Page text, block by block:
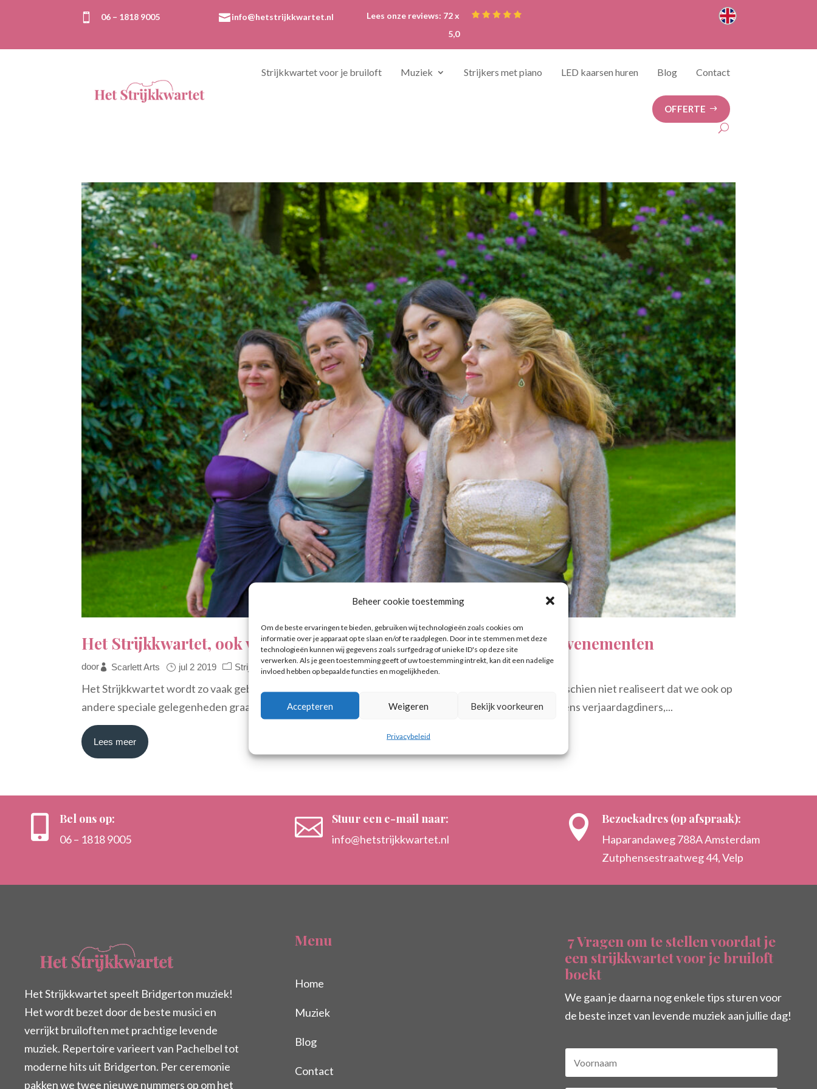
Beheer cookie toestemming
Om de beste ervaringen te bieden, gebruiken wij technologieën zoals cookies om
informatie over je apparaat op te slaan en/of te raadplegen. Door in te stemmen met deze
technologieën kunnen wij gegevens zoals surfgedrag of unieke ID's op deze site
verwerken. Als je geen toestemming geeft of uw toestemming intrekt, kan dit een nadelige
invloed hebben op bepaalde functies en mogelijkheden.
Accepteren Weigeren Bekijk voorkeuren
Privacybeleid
 06 – 1818 9005 info@hetstrijkkwartet.nl
Lees onze reviews: 72 x
5,0
Strijkkwartet voor je bruiloft Muziek Strijkers met piano LED kaarsen huren Blog Contact
OFFERTE
Het Strijkkwartet, ook voor familie aangelegenheden en zakelijke evenementen
door Scarlett Arts jul 2 2019 Strijkkwartet Uitvaart Zakelijk
Het Strijkkwartet wordt zo vaak geboekt als levende muziek tijdens bruiloften en recepties dat je je misschien niet realiseert dat we ook op
andere speciale gelegenheden graag voor jullie willen spelen. Zo hebben we bijvoorbeeld gespeeld tijdens verjaardagdiners,...
Lees meer
 Bel ons op:
06 – 1818 9005  Stuur een e-mail naar:
info@hetstrijkkwartet.nl  Bezoekadres (op afspraak):
Haparandaweg 788A Amsterdam
Zutphensestraatweg 44, Velp
Het Strijkkwartet speelt Bridgerton muziek!
Het wordt bezet door de beste musici en
verrijkt bruiloften met prachtige levende
muziek. Repertoire varieert van Pachelbel tot
moderne hits uit Bridgerton. Per ceremonie
pakken we twee nieuwe nummers op om het
Menu
Home
Muziek
Blog
Contact
7 Vragen om te stellen voordat je
een strijkkwartet voor je bruiloft
boekt
We gaan je daarna nog enkele tips sturen voor
de beste inzet van levende muziek aan jullie dag!